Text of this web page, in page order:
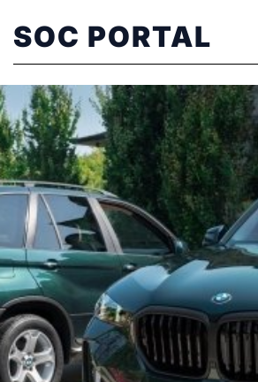
SOC PORTAL